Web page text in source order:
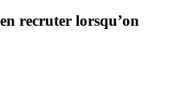
recruter lorsqu’on